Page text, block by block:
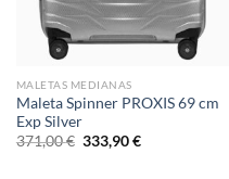
MALETAS MEDIANAS
Maleta Spinner PROXIS 69 cm
Exp Silver
371,00€ El
precio
333,90€El